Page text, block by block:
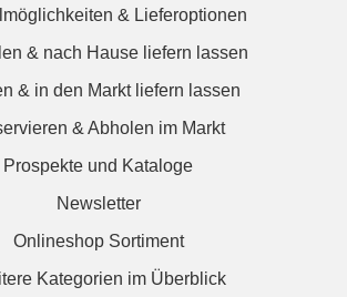
& Lieferoptionen
& nach Hause liefern lassen
& in den Markt liefern lassen
& Abholen im Markt
Prospekte und Kataloge
Newsletter
Onlineshop Sortiment
Kategorien im Überblick